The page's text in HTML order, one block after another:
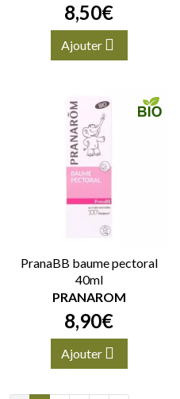
8,50€
Ajouter
PranaBB baume pectoral
40ml
PRANAROM
8,90€
Ajouter